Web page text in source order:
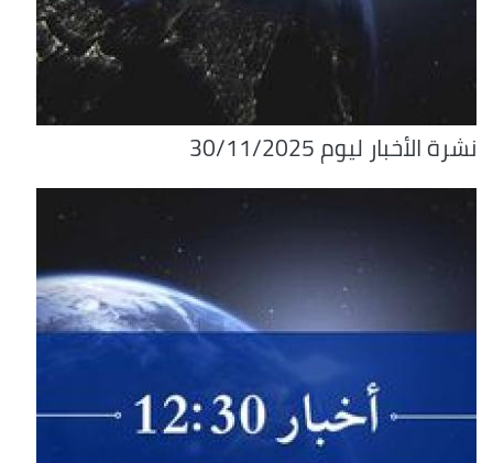
نشرة الأخبار ليوم 30/11/2025